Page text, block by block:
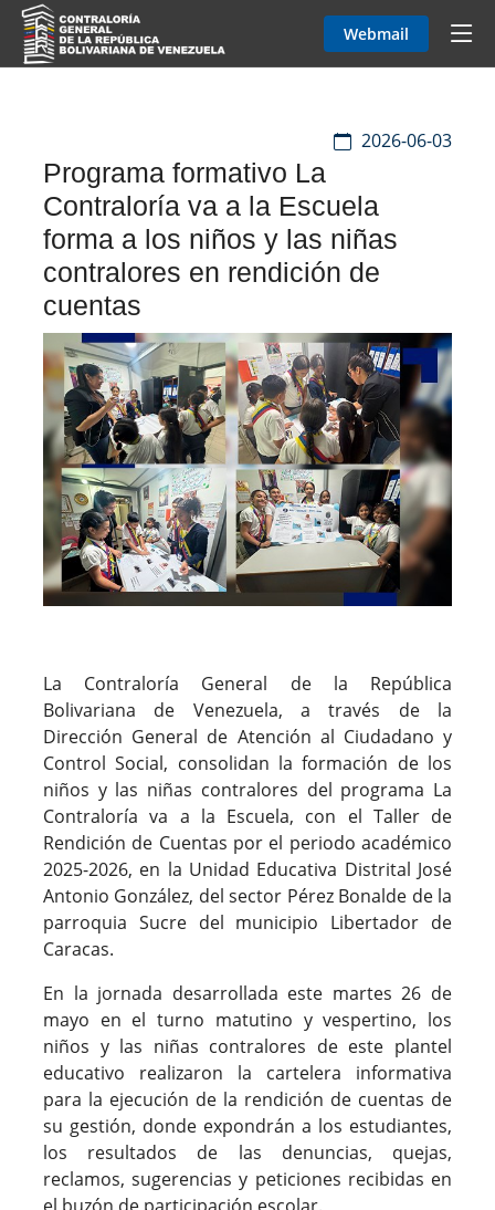
Webmail
2026-06-03
Programa formativo La
Contraloría va a la Escuela
forma a los niños y las niñas
contralores en rendición de
cuentas
La Contraloría General de la República
Bolivariana de Venezuela, a través de la
Dirección General de Atención al Ciudadano y
Control Social, consolidan la formación de los
niños y las niñas contralores del programa La
Contraloría va a la Escuela, con el Taller de
Rendición de Cuentas por el periodo académico
2025-2026, en la Unidad Educativa Distrital José
Antonio González, del sector Pérez Bonalde de la
parroquia Sucre del municipio Libertador de
Caracas.
En la jornada desarrollada este martes 26 de
mayo en el turno matutino y vespertino, los
niños y las niñas contralores de este plantel
educativo realizaron la cartelera informativa
para la ejecución de la rendición de cuentas de
su gestión, donde expondrán a los estudiantes,
los resultados de las denuncias, quejas,
reclamos, sugerencias y peticiones recibidas en